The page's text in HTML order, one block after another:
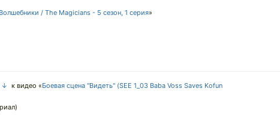
Волшебники / The Magicians - 5 сезон, 1 серия»
↓ к видео «Боевая сцена "Видеть" (SEE 1_03 Baba Voss Saves Kofun